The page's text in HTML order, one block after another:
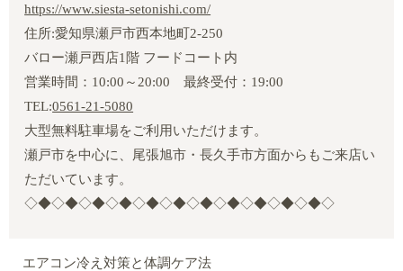
https://www.siesta-setonishi.com/
住所:愛知県瀬戸市西本地町2‐250
バロー瀬戸西店1階 フードコート内
営業時間：10:00～20:00 最終受付：19:00
TEL:0561-21-5080
大型無料駐車場をご利用いただけます。
瀬戸市を中心に、尾張旭市・長久手市方面からもご来店い
ただいています。
◇◆◇◆◇◆◇◆◇◆◇◆◇◆◇◆◇◆◇◆◇◆◇
エアコン冷え対策と体調ケア法